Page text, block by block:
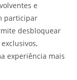
e
participar
desbloquear
experiência mais